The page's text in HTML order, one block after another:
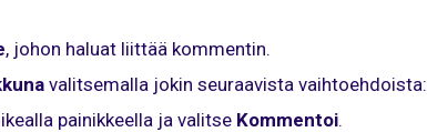
, johon haluat liittää kommentin.
valitsemalla jokin seuraavista vaihtoehdoista:
painikkeella ja valitse Kommentoi.